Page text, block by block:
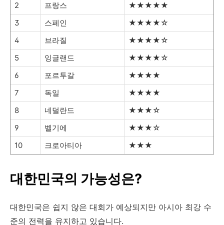
2
프랑스
★★★★★
3
스페인
★★★★☆
4
브라질
★★★★☆
5
잉글랜드
★★★★☆
6
포르투갈
★★★★
7
독일
★★★★
8
네덜란드
★★★☆
9
벨기에
★★★☆
10
크로아티아 ★★★
대한민국의 가능성은?
대한민국은 쉽지 않은 대회가 예상되지만 아시아 최강 수
준의 전력을 유지하고 있습니다.